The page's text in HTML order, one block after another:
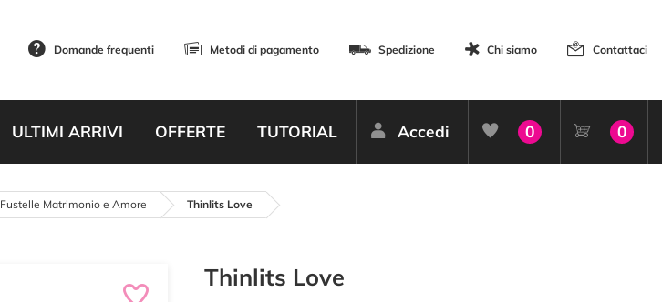
Domande frequenti Metodi di pagamento Spedizione Chi siamo Contattaci
ULTIMI ARRIVI OFFERTE TUTORIAL Accedi 0 0
Fustelle Matrimonio e Amore Thinlits Love
Thinlits Love